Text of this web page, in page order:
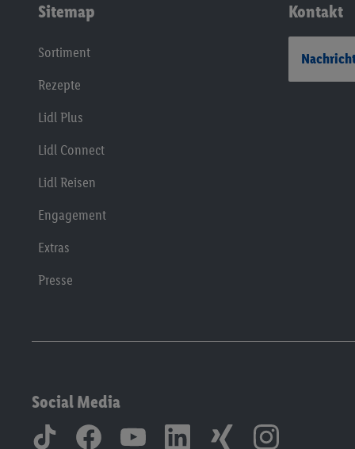
Sitemap
Sortiment
Rezepte
Lidl Plus
Lidl Connect
Lidl Reisen
Engagement
Extras
Presse
Kontakt
Social Media